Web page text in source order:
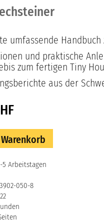
umfassende
und praktische
zum fertigen Tiny
aus der
Arbeitstagen
050-8